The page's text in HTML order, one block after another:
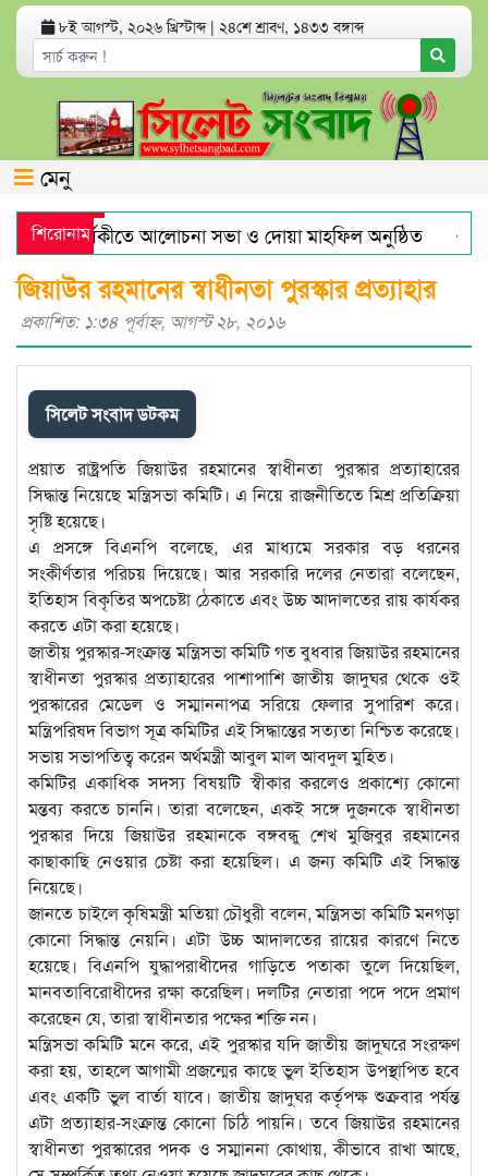
৮ই আগস্ট, ২০২৬ খ্রিস্টাব্দ | ২৪শে শ্রাবণ, ১৪৩৩ বঙ্গাব্দ
মেনু
শিরোনাম
মৃত্যুবার্ষিকীতে আলোচনা সভা ও দোয়া মাহফিল অনুষ্ঠিত
স্বর্ণের দামে বড় লাফ
যেসব অ্যাপ থাকলে হ্যাকড হতে
জিয়াউর রহমানের স্বাধীনতা পুরস্কার প্রত্যাহার
প্রকাশিত: ১:৩৪ পূর্বাহ্ণ, আগস্ট ২৮, ২০১৬
সিলেট সংবাদ ডটকম
প্রয়াত রাষ্ট্রপতি জিয়াউর রহমানের স্বাধীনতা পুরস্কার প্রত্যাহারের
সিদ্ধান্ত নিয়েছে মন্ত্রিসভা কমিটি। এ নিয়ে রাজনীতিতে মিশ্র প্রতিক্রিয়া
সৃষ্টি হয়েছে।
এ প্রসঙ্গে বিএনপি বলেছে, এর মাধ্যমে সরকার বড় ধরনের
সংকীর্ণতার পরিচয় দিয়েছে। আর সরকারি দলের নেতারা বলেছেন,
ইতিহাস বিকৃতির অপচেষ্টা ঠেকাতে এবং উচ্চ আদালতের রায় কার্যকর
করতে এটা করা হয়েছে।
জাতীয় পুরস্কার-সংক্রান্ত মন্ত্রিসভা কমিটি গত বুধবার জিয়াউর রহমানের
স্বাধীনতা পুরস্কার প্রত্যাহারের পাশাপাশি জাতীয় জাদুঘর থেকে ওই
পুরস্কারের মেডেল ও সম্মাননাপত্র সরিয়ে ফেলার সুপারিশ করে।
মন্ত্রিপরিষদ বিভাগ সূত্র কমিটির এই সিদ্ধান্তের সত্যতা নিশ্চিত করেছে।
সভায় সভাপতিত্ব করেন অর্থমন্ত্রী আবুল মাল আবদুল মুহিত।
কমিটির একাধিক সদস্য বিষয়টি স্বীকার করলেও প্রকাশ্যে কোনো
মন্তব্য করতে চাননি। তারা বলেছেন, একই সঙ্গে দুজনকে স্বাধীনতা
পুরস্কার দিয়ে জিয়াউর রহমানকে বঙ্গবন্ধু শেখ মুজিবুর রহমানের
কাছাকাছি নেওয়ার চেষ্টা করা হয়েছিল। এ জন্য কমিটি এই সিদ্ধান্ত
নিয়েছে।
জানতে চাইলে কৃষিমন্ত্রী মতিয়া চৌধুরী বলেন, মন্ত্রিসভা কমিটি মনগড়া
কোনো সিদ্ধান্ত নেয়নি। এটা উচ্চ আদালতের রায়ের কারণে নিতে
হয়েছে। বিএনপি যুদ্ধাপরাধীদের গাড়িতে পতাকা তুলে দিয়েছিল,
মানবতাবিরোধীদের রক্ষা করেছিল। দলটির নেতারা পদে পদে প্রমাণ
করেছেন যে, তারা স্বাধীনতার পক্ষের শক্তি নন।
মন্ত্রিসভা কমিটি মনে করে, এই পুরস্কার যদি জাতীয় জাদুঘরে সংরক্ষণ
করা হয়, তাহলে আগামী প্রজন্মের কাছে ভুল ইতিহাস উপস্থাপিত হবে
এবং একটি ভুল বার্তা যাবে। জাতীয় জাদুঘর কর্তৃপক্ষ শুক্রবার পর্যন্ত
এটা প্রত্যাহার-সংক্রান্ত কোনো চিঠি পায়নি। তবে জিয়াউর রহমানের
স্বাধীনতা পুরস্কারের পদক ও সম্মাননা কোথায়, কীভাবে রাখা আছে,